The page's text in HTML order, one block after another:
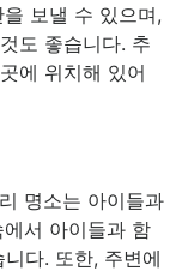
보낼 수 있으며,
도 좋습니다. 추
에 위치해 있어
명소는 아이들과
서 아이들과 함
다. 또한, 주변에